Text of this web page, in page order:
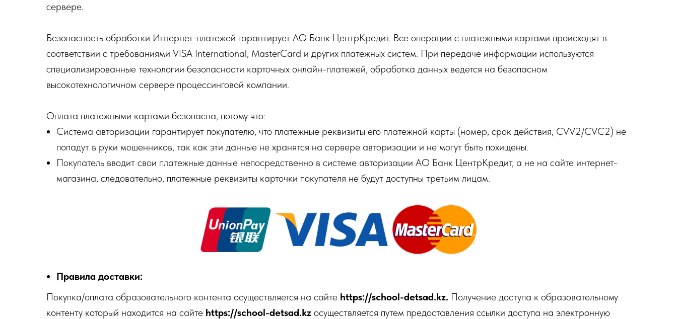
сервере.
Безопасность обработки Интернет-платежей гарантирует АО Банк ЦентрКредит. Все операции с платежными картами происходят в
соответствии с требованиями VISA International, MasterCard и других платежных систем. При передаче информации используются
специализированные технологии безопасности карточных онлайн-платежей, обработка данных ведется на безопасном
высокотехнологичном сервере процессинговой компании.
Оплата платежными картами безопасна, потому что:
Система авторизации гарантирует покупателю, что платежные реквизиты его платежной карты (номер, срок действия, CVV2/CVC2) не
попадут в руки мошенников, так как эти данные не хранятся на сервере авторизации и не могут быть похищены.
Покупатель вводит свои платежные данные непосредственно в системе авторизации АО Банк ЦентрКредит, а не на сайте интернет-
магазина, следовательно, платежные реквизиты карточки покупателя не будут доступны третьим лицам.
Правила доставки:
Покупка/оплата образовательного контента осуществляется на сайте https://school-detsad.kz. Получение доступа к образовательному
контенту который находится на сайте https://school-detsad.kz осуществляется путем предоставления ссылки доступа на электронную